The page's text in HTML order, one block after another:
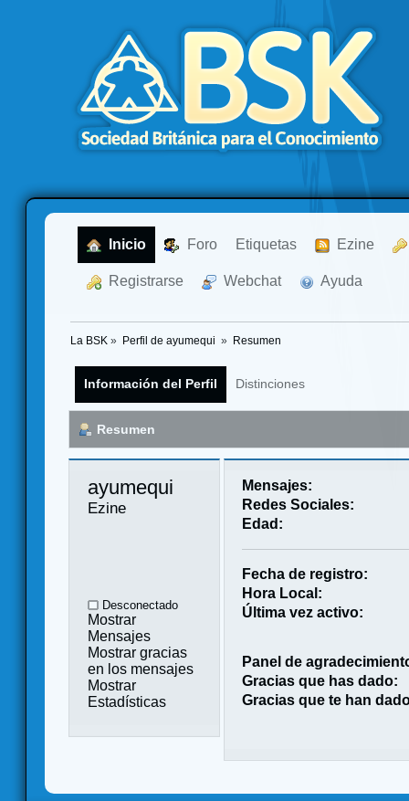
Inicio Foro Etiquetas Ezine
Registrarse Webchat Ayuda
La BSK » Perfil de ayumequi » Resumen
Información del Perfil Distinciones
Resumen
ayumequi
Ezine
Desconectado
Mostrar
Mensajes
Mostrar gracias
en los mensajes
Mostrar
Estadísticas
Mensajes:
Redes Sociales:
Edad:
Fecha de registro:
Hora Local:
Última vez activo:
Panel de
Gracias que has dado:
Gracias que te han